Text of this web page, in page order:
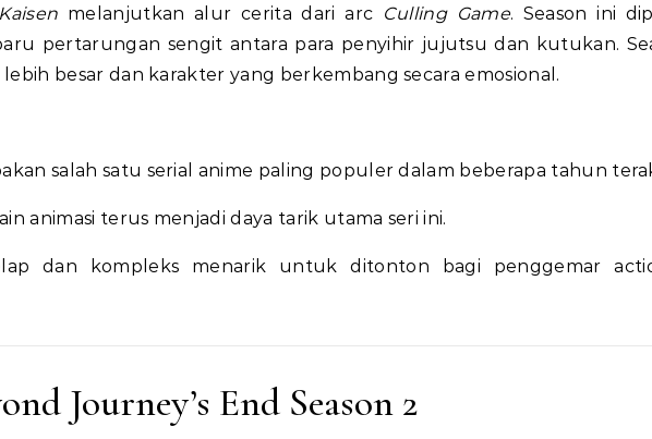
melanjutkan alur cerita dari arc Culling Game. Season ini
pertarungan sengit antara para penyihir jujutsu dan kutukan.
besar dan karakter yang berkembang secara emosional.
salah satu serial anime paling populer dalam beberapa tahun
animasi terus menjadi daya tarik utama seri ini.
dan kompleks menarik untuk ditonton bagi penggemar
Journey’s End Season 2